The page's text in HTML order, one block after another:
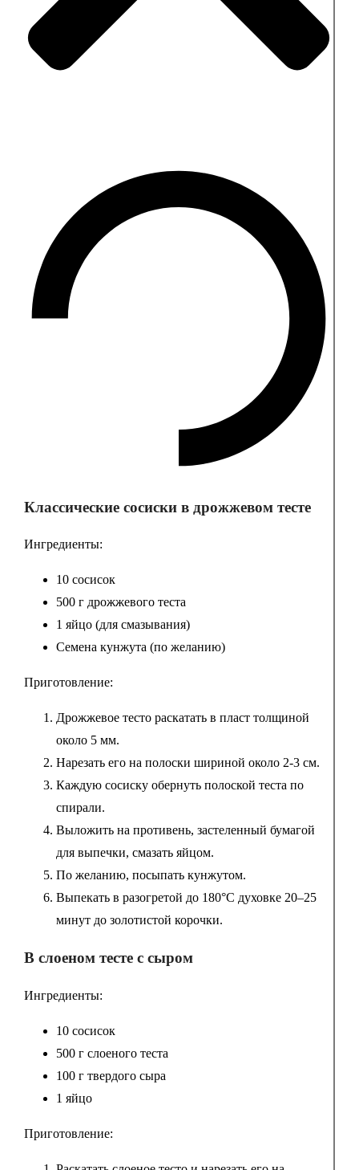
Классические сосиски в дрожжевом тесте
Ингредиенты:
10 сосисок
500 г дрожжевого теста
1 яйцо (для смазывания)
Семена кунжута (по желанию)
Приготовление:
Дрожжевое тесто раскатать в пласт толщиной
около 5 мм.
Нарезать его на полоски шириной около 2-3 см.
Каждую сосиску обернуть полоской теста по
спирали.
Выложить на противень, застеленный бумагой
для выпечки, смазать яйцом.
По желанию, посыпать кунжутом.
Выпекать в разогретой до 180°C духовке 20–25
минут до золотистой корочки.
В слоеном тесте с сыром
Ингредиенты:
10 сосисок
500 г слоеного теста
100 г твердого сыра
1 яйцо
Приготовление: